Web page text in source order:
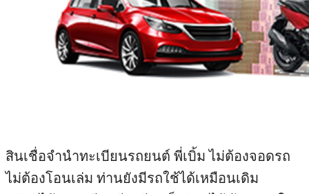
สินเชื่อจำนำทะเบียนรถยนต์ พี่เบิ้ม ไม่ต้องจอดรถ
ไม่ต้องโอนเล่ม ท่านยังมีรถใช้ได้เหมือนเดิม